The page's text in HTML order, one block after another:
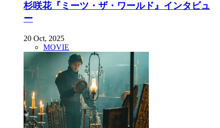
杉咲花『ミーツ・ザ・ワールド』インタビュ
ー
20 Oct, 2025
MOVIE